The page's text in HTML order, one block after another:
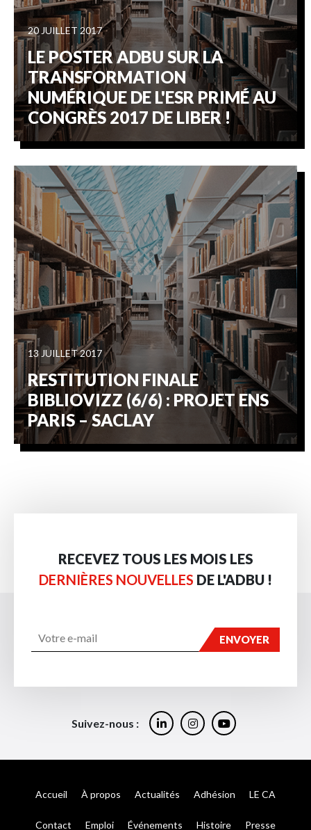
20 JUILLET 2017
LE POSTER ADBU SUR LA
TRANSFORMATION
NUMÉRIQUE DE L'ESR PRIMÉ AU
CONGRÈS 2017 DE LIBER !
13 JUILLET 2017
RESTITUTION FINALE
BIBLIOVIZZ (6/6) : PROJET ENS
PARIS – SACLAY
RECEVEZ TOUS LES MOIS LES
DERNIÈRES NOUVELLES DE L'ADBU !
Suivez-nous :
Accueil À propos Actualités Adhésion LE CA
Contact Emploi Événements Histoire Presse